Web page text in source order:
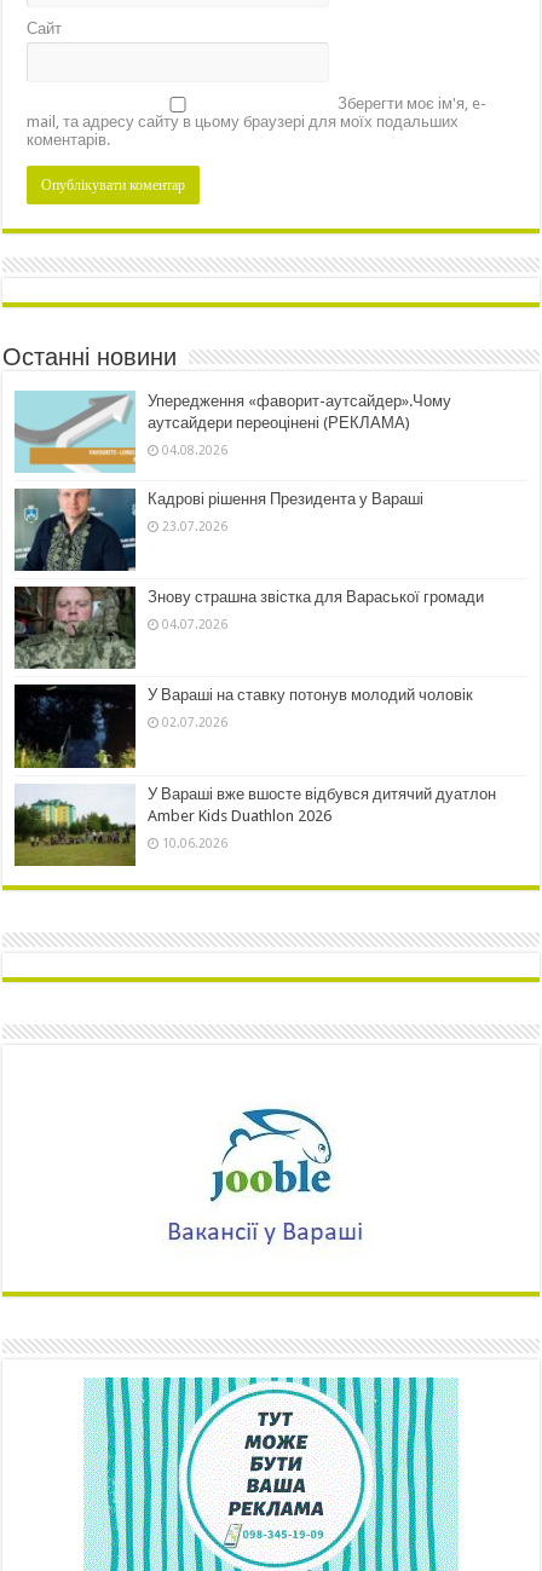
Сайт
Зберегти моє ім'я, e-
mail, та адресу сайту в цьому браузері для моїх подальших
коментарів.
Останні новини
Упередження «фаворит-аутсайдер».Чому
аутсайдери переоцінені (РЕКЛАМА)
04.08.2026
Кадрові рішення Президента у Вараші
23.07.2026
Знову страшна звістка для Вараської громади
04.07.2026
У Вараші на ставку потонув молодий чоловік
02.07.2026
У Вараші вже вшосте відбувся дитячий дуатлон
Amber Kids Duathlon 2026
10.06.2026